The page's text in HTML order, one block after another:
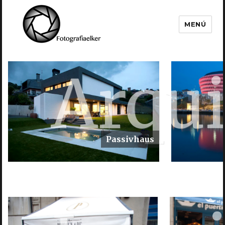
Fotografía Elker
MENÚ
Passivhaus